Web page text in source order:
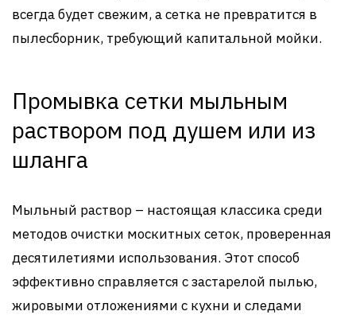
всегда будет свежим, а сетка не превратится в
пылесборник, требующий капитальной мойки.
Промывка сетки мыльным
раствором под душем или из
шланга
Мыльный раствор – настоящая классика среди
методов очистки москитных сеток, проверенная
десятилетиями использования. Этот способ
эффективно справляется с застарелой пылью,
жировыми отложениями с кухни и следами